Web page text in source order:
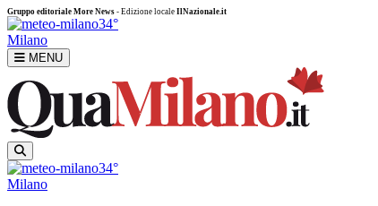
Gruppo editoriale More News - Edizione locale IlNazionale.it
34°
Milano
MENU
34°
Milano